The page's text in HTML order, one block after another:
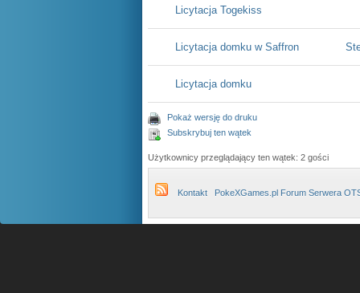
Licytacja Togekiss
Licytacja domku w Saffron
Licytacja domku
Pokaż wersję do druku
Subskrybuj ten wątek
Użytkownicy przeglądający ten wątek: 2 gości
Kontakt PokeXGames.pl Forum Serwera